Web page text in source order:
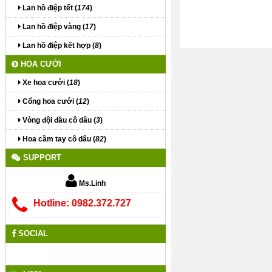
Lan hồ điệp tết (174)
Lan hồ điệp vàng (17)
Lan hồ điệp kết hợp (8)
HOA CƯỚI
Xe hoa cưới (18)
Cổng hoa cưới (12)
Vòng đội đầu cô dâu (3)
Hoa cầm tay cô dâu (82)
SUPPORT
Ms.Linh
Hotline: 0982.372.727
SOCIAL